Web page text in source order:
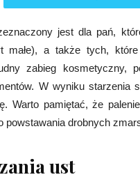
jest dla pań,
małe), a także tych,
zabieg kosmetyczny,
W wyniku
Warto pamiętać, że
drobnych
ust